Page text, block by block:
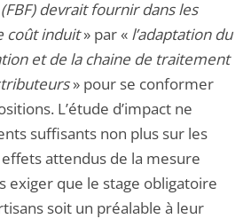
devrait fournir dans les
coût induit» par « l’adaptation du
et de la chaine de traitement
» pour se conformer
L’étude d’impact ne
suffisants non plus sur les
attendus de la mesure
exiger que le stage obligatoire
soit un préalable à leur